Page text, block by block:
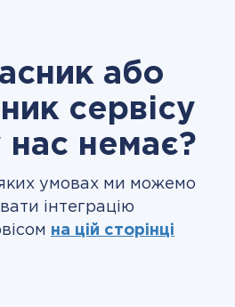
або
сервісу
нас немає?
умовах ми можемо
інтеграцію
на цій сторінці